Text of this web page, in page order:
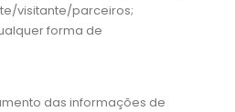
visitante/parceiros;
forma de
das informações de